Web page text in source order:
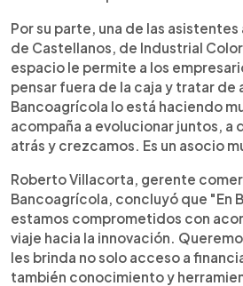
Por su parte, una de las
de Castellanos, de Industrial
espacio le permite a los
pensar fuera de la caja y tratar de
Bancoagrícola lo está haciendo
acompaña a evolucionar juntos, a
atrás y crezcamos. Es un asocio
Roberto Villacorta, gerente
Bancoagrícola, concluyó que "En
estamos comprometidos con
viaje hacia la innovación.
les brinda no solo acceso a
también conocimiento y